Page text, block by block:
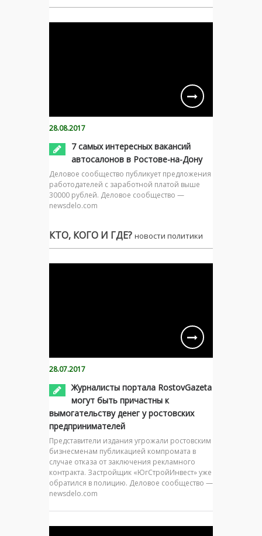
28.08.2017
7 самых интересных вакансий
автосалонов в Ростове-на-Дону
Деловое сообщество публикует предложения
работодателей с заработной платой выше
30000 рублей. Деловое сообщество —
newsdelo.com
КТО, КОГО И ГДЕ? новости политики
28.07.2017
Журналисты портала RostovGazeta
могут быть причастны к
вымогательству денег у ростовских
предпринимателей
Представители издания угрожали ростовским
бизнесменам публикацией компромата в
случае отказа от заключения рекламного
контракта. Застройщик «ЮгСтройИнвест» уже
обратился в полицию. Деловое сообщество —
newsdelo.com